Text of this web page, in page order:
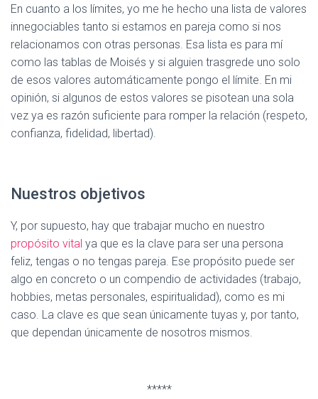
En cuanto a los límites, yo me he hecho una lista de valores
innegociables tanto si estamos en pareja como si nos
relacionamos con otras personas. Esa lista es para mí
como las tablas de Moisés y si alguien trasgrede uno solo
de esos valores automáticamente pongo el límite. En mi
opinión, si algunos de estos valores se pisotean una sola
vez ya es razón suficiente para romper la relación (respeto,
confianza, fidelidad, libertad).
Nuestros objetivos
Y, por supuesto, hay que trabajar mucho en nuestro
propósito vital ya que es la clave para ser una persona
feliz, tengas o no tengas pareja. Ese propósito puede ser
algo en concreto o un compendio de actividades (trabajo,
hobbies, metas personales, espiritualidad), como es mi
caso. La clave es que sean únicamente tuyas y, por tanto,
que dependan únicamente de nosotros mismos.
*****